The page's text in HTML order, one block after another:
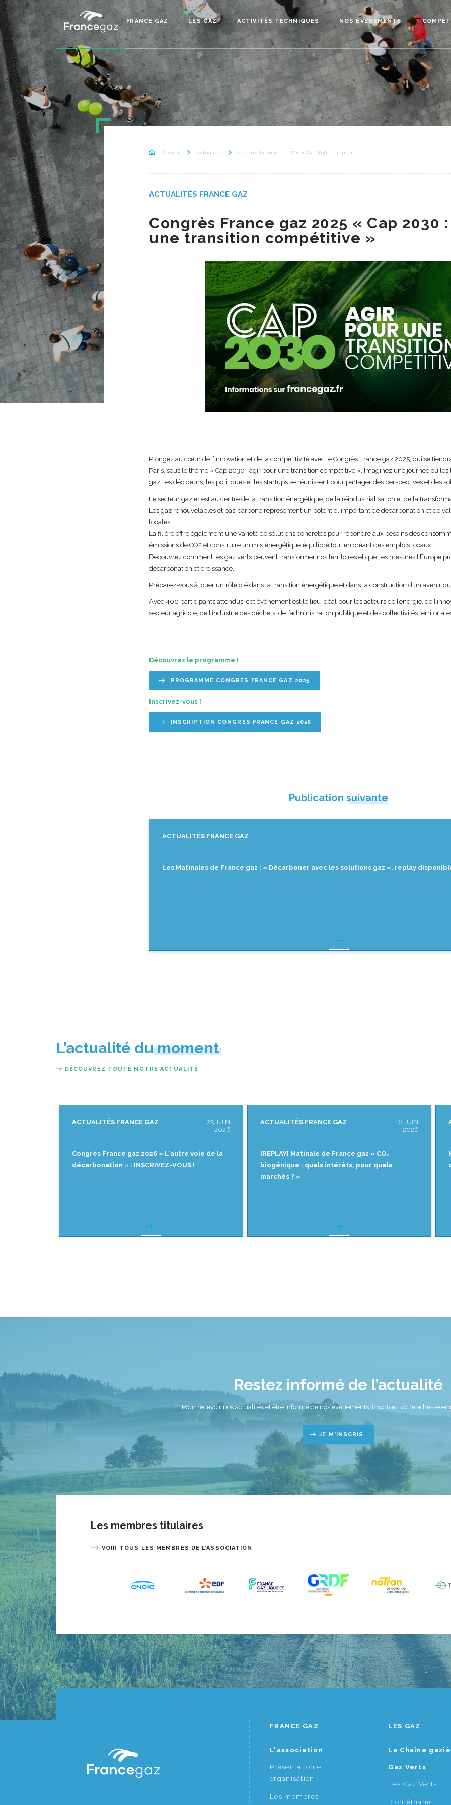
FRANCE GAZ LES GAZ ACTIVITÉS TECHNIQUES NOS ÉVÉNEMENTS
Accueil Actualités Congrès France gaz 2025 « Cap 2030 : agir pour...
ACTUALITÉS FRANCE GAZ
Congrès France gaz 2025 « Cap 2030
une transition compétitive »
Plongez au cœur de l’innovation et de la compétitivité avec le Congrès France gaz 2025, qui se
Paris, sous le thème « Cap 2030 : agir pour une transition compétitive ». Imaginez une journée où les
gaz, les décideurs, les politiques et les startups se réunissent pour partager des perspectives et des
Le secteur gazier est au centre de la transition énergétique, de la réindustrialisation et de la
Les gaz renouvelables et bas-carbone représentent un potentiel important de décarbonation et de
locales.
La filière offre également une variété de solutions concrètes pour répondre aux besoins des
émissions de CO2 et construire un mix énergétique équilibré tout en créant des emplois locaux.
Découvrez comment les gaz verts peuvent transformer nos territoires et quelles mesures l’Europe
décarbonation et croissance.
Préparez-vous à jouer un rôle clé dans la transition énergétique et dans la construction d’un avenir
Avec 400 participants attendus, cet événement est le lieu idéal pour les acteurs de l’énergie, de
secteur agricole, de l’industrie des déchets, de l’administration publique et des collectivités
Découvrez le programme !
PROGRAMME CONGRES FRANCE GAZ 2025
Inscrivez-vous !
INSCRIPTION CONGRES FRANCE GAZ 2025
Publication suivante
ACTUALITÉS FRANCE GAZ
Les Matinales de France gaz : « Décarboner avec les solutions gaz », replay
L’actualité du moment
DÉCOUVREZ TOUTE NOTRE ACTUALITÉ
ACTUALITÉS FRANCE GAZ
16 JUIN
2026
[REPLAY] Matinale de France gaz « CO₂
biogénique : quels intérêts, pour quels
ACTUALITÉS FRANCE GAZ
18 MAI
2026
Matinale de France gaz « CO₂ biogénique :
quels intérêts, pour quels marchés ? »
Restez informé de l’actualité
Pour recevoir nos actualités et être informé de nos événements, inscrivez votre adresse
JE M'INSCRIS
Les membres titulaires
VOIR TOUS LES MEMBRES DE L’ASSOCIATION
FRANCE GAZ
L'association
Présentation et
organisation
Les membres
LES GAZ
La Chaîne
Gaz Verts
Les Gaz Verts
Biométhane